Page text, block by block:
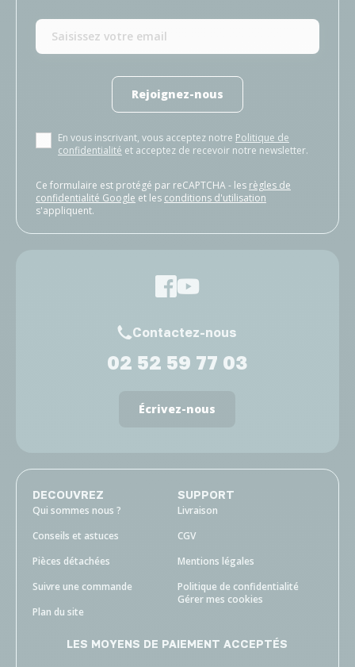
Rejoignez-nous
En vous inscrivant, vous acceptez notre Politique de
confidentialité et acceptez de recevoir notre newsletter.
Ce formulaire est protégé par reCAPTCHA - les règles de
confidentialité Google et les conditions d'utilisation
s'appliquent.
Contactez-nous
02 52 59 77 03
Écrivez-nous
DECOUVREZ
Qui sommes nous ?
Conseils et astuces
Pièces détachées
Suivre une commande
Plan du site
SUPPORT
Livraison
CGV
Mentions légales
Politique de confidentialité
Gérer mes cookies
LES MOYENS DE PAIEMENT ACCEPTÉS